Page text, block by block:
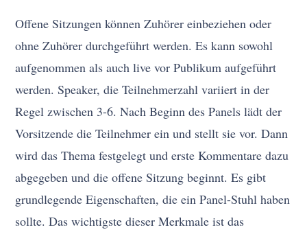
Offene Sitzungen können Zuhörer einbeziehen oder
ohne Zuhörer durchgeführt werden. Es kann sowohl
aufgenommen als auch live vor Publikum aufgeführt
werden. Speaker, die Teilnehmerzahl variiert in der
Regel zwischen 3-6. Nach Beginn des Panels lädt der
Vorsitzende die Teilnehmer ein und stellt sie vor. Dann
wird das Thema festgelegt und erste Kommentare dazu
abgegeben und die offene Sitzung beginnt. Es gibt
grundlegende Eigenschaften, die ein Panel-Stuhl haben
sollte. Das wichtigste dieser Merkmale ist das